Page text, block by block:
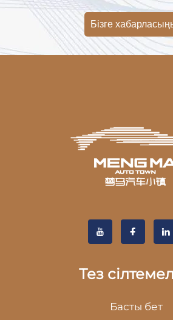
Бізге
Тез
Басты бет